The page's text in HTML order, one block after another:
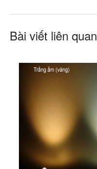
Bài viết liên quan